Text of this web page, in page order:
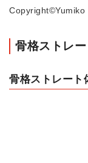
Copyright©Yumiko
骨格ストレ
骨格ストレート